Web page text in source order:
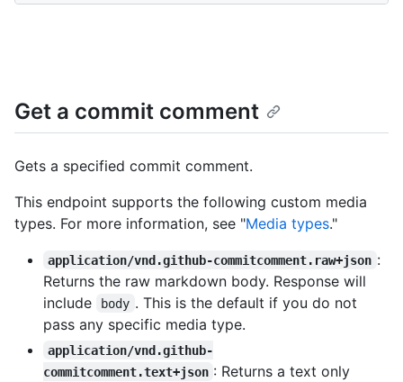
Get a commit comment
Gets a specified commit comment.
This endpoint supports the following custom media
types. For more information, see "Media types."
application/vnd.github-commitcomment.raw+json :
Returns the raw markdown body. Response will
include
body . This is the default if you do not
pass any specific media type.
application/vnd.github-
commitcomment.text+json : Returns a text only